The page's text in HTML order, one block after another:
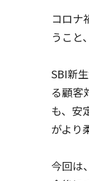
コロナ
うこと
SBI新
る顧客
も、安
がより
今回は